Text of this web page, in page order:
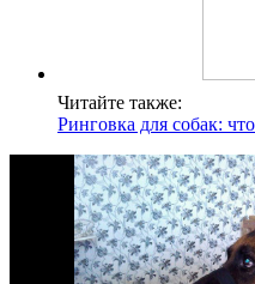
Читайте также:
Ринговка для собак: